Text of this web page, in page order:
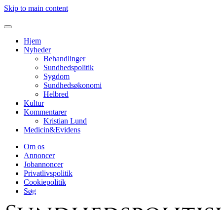
Skip to main content
Hjem
Nyheder
Behandlinger
Sundhedspolitik
Sygdom
Sundhedsøkonomi
Helbred
Kultur
Kommentarer
Kristian Lund
Medicin&Evidens
Om os
Annoncer
Jobannoncer
Privatlivspolitik
Cookiepolitik
Søg